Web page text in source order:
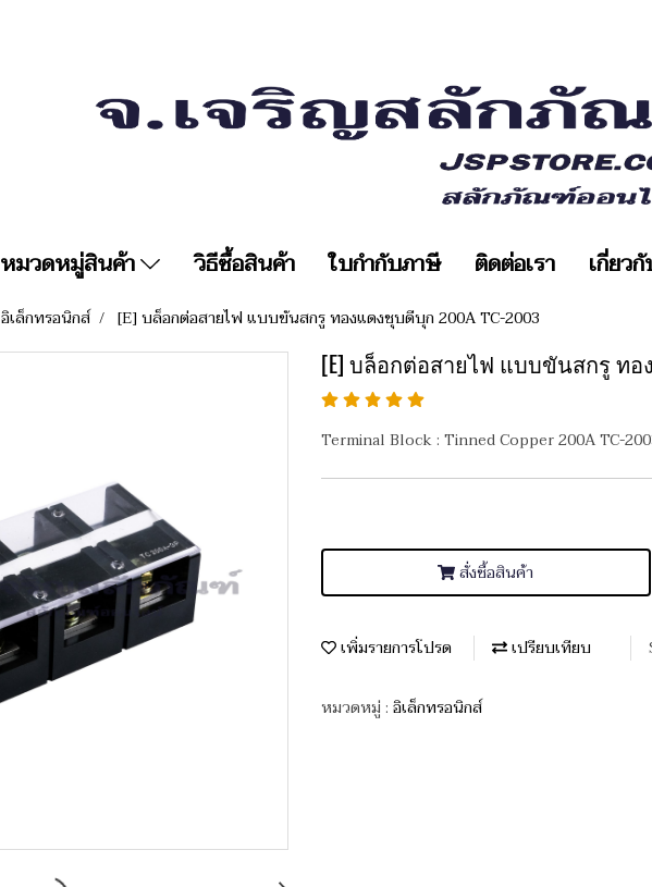
หมวดหมู่สินค้า วิธีซื้อสินค้า ใบกำกับภาษี ติดต่อเรา เกี่ยว
อิเล็กทรอนิกส์ [E] บล็อกต่อสายไฟ แบบขันสกรู ทองแดงชุบดีบุก 200A TC-2003
[E] บล็อกต่อสายไฟ แบบขันสกรู ทอง
Terminal Block : Tinned Copper 200A TC-
สั่งซื้อสินค้า
เพิ่มรายการโปรด เปรียบเทียบ
หมวดหมู่ : อิเล็กทรอนิกส์